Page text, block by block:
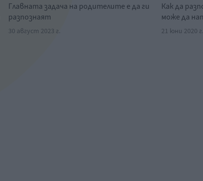
Главната задача на родителите е да ги
разпознаят
30 август 2023 г.
Как да
може да
21 юни 2020 г.